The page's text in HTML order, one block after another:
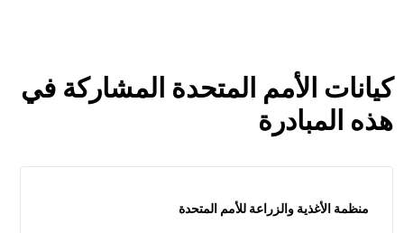
كيانات الأمم المتحدة المشاركة في
هذه المبادرة
منظمة الأغذية والزراعة للأمم المتحدة